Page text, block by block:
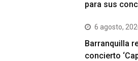
para sus
6 agosto,
Barranquilla
concierto